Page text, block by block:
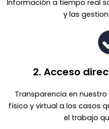
Información a tiempo real
y las
2. Acceso
Transparencia en
físico y virtual a los casos
el trabajo